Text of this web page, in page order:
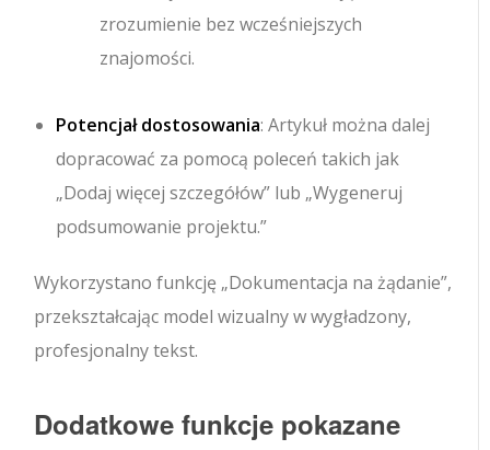
zrozumienie bez wcześniejszych
znajomości.
Potencjał dostosowania: Artykuł można dalej
dopracować za pomocą poleceń takich jak
„Dodaj więcej szczegółów” lub „Wygeneruj
podsumowanie projektu.”
Wykorzystano funkcję „Dokumentacja na żądanie”,
przekształcając model wizualny w wygładzony,
profesjonalny tekst.
Dodatkowe funkcje pokazane